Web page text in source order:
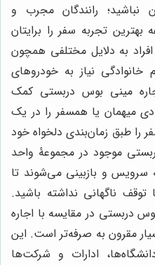
نباشید؛ رانندگان مجرب و
تجربه سفر را برایتان
به دلایل مختلفی همچون
خانوادگی نیاز به خودروهای
مینی بوس دربستی کمک
میهمان یا همسفر را در یک
را طبق زمان‌بندی دلخواه خود
موجود در مجموعۀ واحد
و بازبینی می‌شوند تا
ناگهانی نداشته باشید.
دربستی در مقایسه با اجاره
مقرون به صرفه‌تر است. این
ادارات و شرکت‌ها